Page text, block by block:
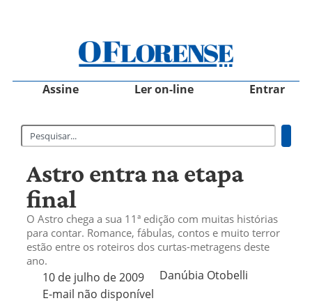
Assine Ler on-line Entrar
Astro entra na etapa
final
O Astro chega a sua 11ª edição com muitas histórias
para contar. Romance, fábulas, contos e muito terror
estão entre os roteiros dos curtas-metragens deste
ano.
10 de julho de 2009
Danúbia Otobelli 
E-mail não disponível